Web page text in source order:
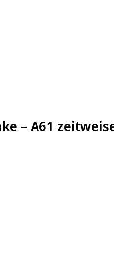
– A61